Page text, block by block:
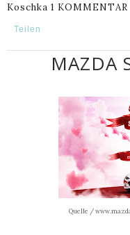
Koschka 1 KOMMENTAR
Teilen
MAZDA
Quelle /